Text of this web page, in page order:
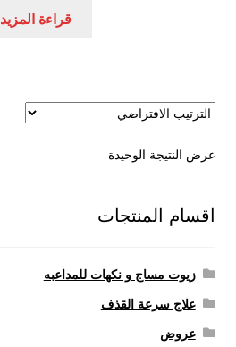
كاندم سيليكون
لانجيري مثير
منتجات الانتصاب
منتجات خاصة بالزوجة
هو:
قراءة المزيد
عرض النتيجة الوحيدة
اقسام المنتجات
زيوت مساج و نكهات للمداعبه
علاج سرعة القذف
عروض